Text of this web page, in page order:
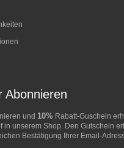
Abonnieren
und 10% Rabatt-Guschein
in unserem Shop. Den Gutschein
Bestätigung Ihrer Email-